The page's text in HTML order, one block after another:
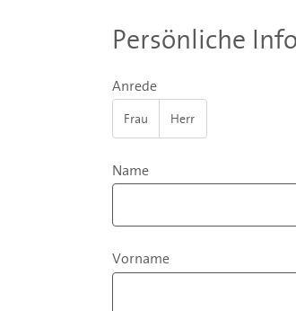
Persönliche
Anrede
Frau Herr
Name
Vorname